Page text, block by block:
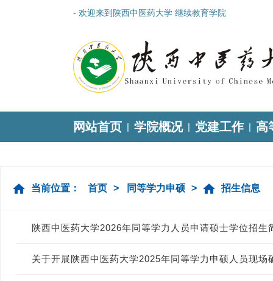
- 欢迎来到陕西中医药大学 继续教育学院
网站首页 | 学院概况 | 党建工作 | 高
当前位置： 首页 > 同等学力申硕 > 招生信息
陕西中医药大学2026年同等学力人员申请硕士学位招生
关于开展陕西中医药大学2025年同等学力申硕人员现场